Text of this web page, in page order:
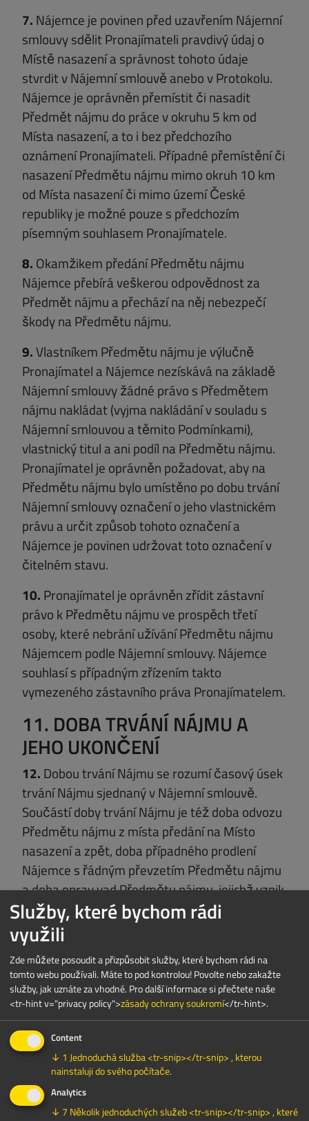
7. Nájemce je povinen před uzavřením Nájemní
smlouvy sdělit Pronajímateli pravdivý údaj o
Místě nasazení a správnost tohoto údaje
stvrdit v Nájemní smlouvě anebo v Protokolu.
Nájemce je oprávněn přemístit či nasadit
Předmět nájmu do práce v okruhu 5 km od
Místa nasazení, a to i bez předchozího
oznámení Pronajímateli. Případné přemístění či
nasazení Předmětu nájmu mimo okruh 10 km
od Místa nasazení či mimo území České
republiky je možné pouze s předchozím
písemným souhlasem Pronajímatele.
8. Okamžikem předání Předmětu nájmu
Nájemce přebírá veškerou odpovědnost za
Předmět nájmu a přechází na něj nebezpečí
škody na Předmětu nájmu.
9.Vlastníkem Předmětu nájmu je výlučně
Pronajímatel a Nájemce nezískává na základě
Nájemní smlouvy žádné právo s Předmětem
nájmu nakládat (vyjma nakládání v souladu s
Nájemní smlouvou a těmito Podmínkami),
vlastnický titul a ani podíl na Předmětu nájmu.
Pronajímatel je oprávněn požadovat, aby na
Předmětu nájmu bylo umístěno po dobu trvání
Nájemní smlouvy označení o jeho vlastnickém
právu a určit způsob tohoto označení a
Nájemce je povinen udržovat toto označení v
čitelném stavu.
10. Pronajímatel je oprávněn zřídit zástavní
právo k Předmětu nájmu ve prospěch třetí
osoby, které nebrání užívání Předmětu nájmu
Nájemcem podle Nájemní smlouvy. Nájemce
souhlasí s případným zřízením takto
vymezeného zástavního práva Pronajímatelem.
11. DOBA TRVÁNÍ NÁJMU A
JEHO UKONČENÍ
12. Dobou trvání Nájmu se rozumí časový úsek
trvání Nájmu sjednaný v Nájemní smlouvě.
Součástí doby trvání Nájmu je též doba odvozu
Předmětu nájmu z místa předání na Místo
nasazení a zpět, doba případného prodlení
Nájemce s řádným převzetím Předmětu nájmu
a doba oprav vad Předmětu nájmu, jejichž vznik
byl zaviněn Nájemcem. Strany se mohou
písemně dohodnout na prodloužení doby trvání
Nájmu i prostřednictvím e-mailové komunikace
svých zvolených zástupců. Bude-li mít Nájemce
zájem o prodloužení doby trvání Nájmu, je
povinen o tom informovat Pronajímatele
nejméně 48 hodin před skončením sjednané
doby trvání Nájmu, a pokud doba trvání Nájmu
je kratší než 3 dny, nejméně 24 hodin před
skončením doby trvání Nájmu. Pronajímatel si
vyhrazuje právo odmítnout návrh na
Služby, které bychom rádi
využili
Zde můžete posoudit a přizpůsobit služby, které bychom rádi na
tomto webu používali. Máte to pod kontrolou! Povolte nebo zakažte
služby, jak uznáte za vhodné.Pro další informace si přečtete naše
<tr-hint v="privacy policy">zásady ochrany soukromí</tr-hint>.
Content
↓ 1 Jednoduchá služba <tr-snip></tr-snip> , kterou
nainstaluji do svého počítače.
Analytics
↓ 7 Několik jednoduchých služeb <tr-snip></tr-snip> , které